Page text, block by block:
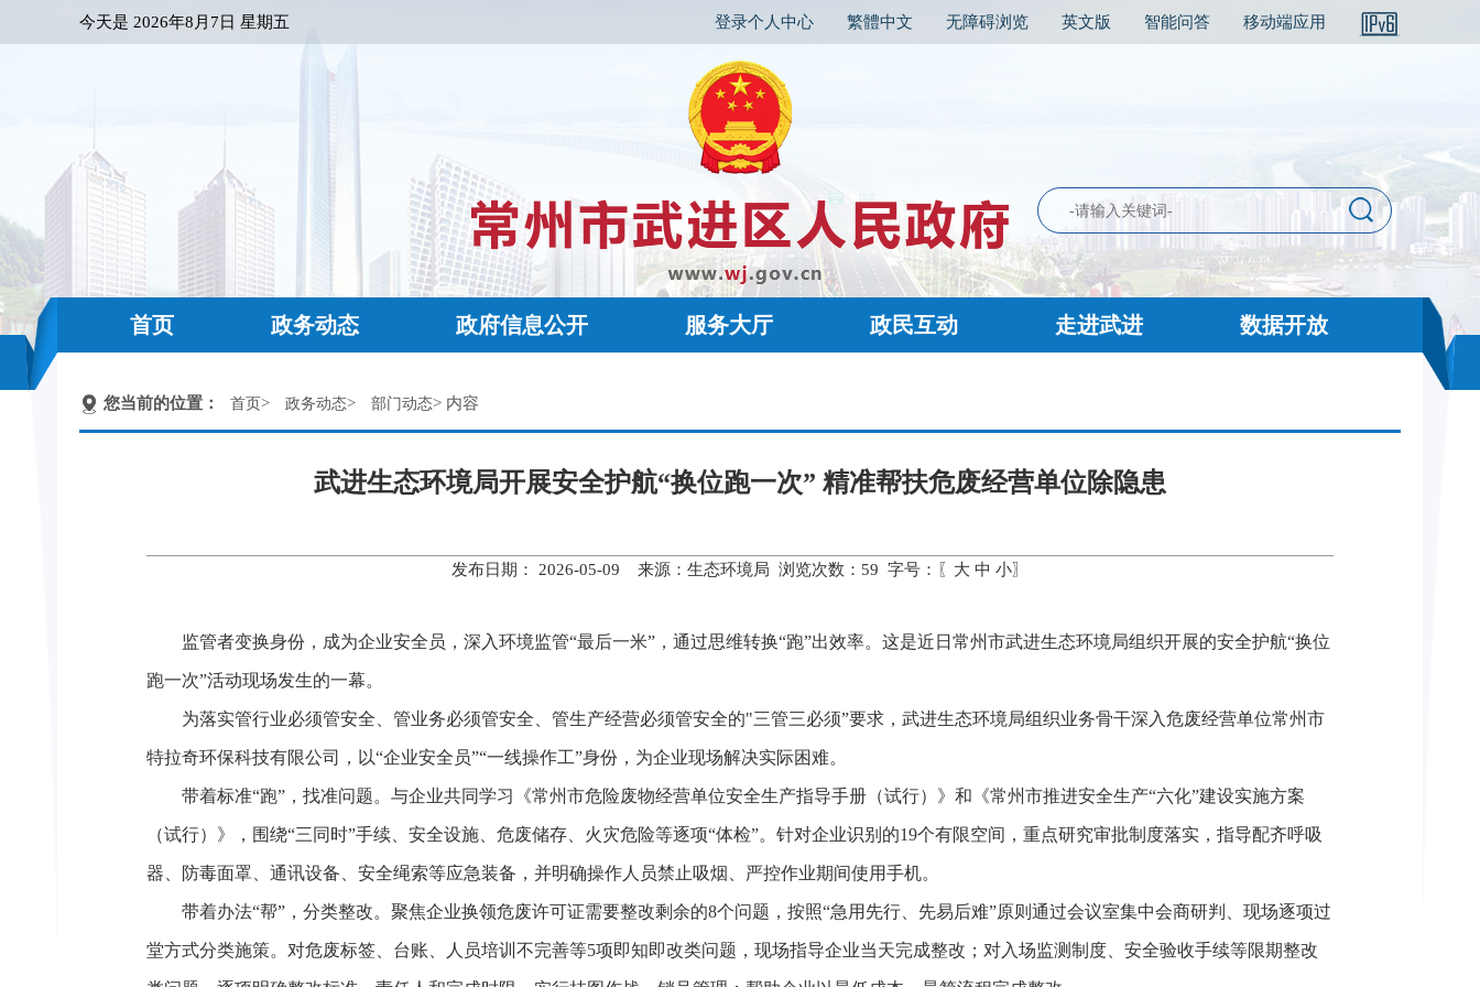
今天是 2026年8月7日 星期五 登录个人中心 繁體中文 无障碍浏览 英文版 智能问答 移动端应用
首页 政务动态 政府信息公开 服务大厅 政民互动 走进武进 数据开放
您当前的位置： 首页> 政务动态> 部门动态> 内容
武进生态环境局开展安全护航“换位跑一次” 精准帮扶危废经营单位除隐患
发布日期： 2026-05-09 来源：生态环境局 浏览次数： 59 字号：〖 大 中 小〗
监管者变换身份，成为企业安全员，深入环境监管“最后一米”，通过思维转换“跑”出效率。这是近日常州市武进生态环境局组织开展的安全护航“换位
跑一次”活动现场发生的一幕。
为落实管行业必须管安全、管业务必须管安全、管生产经营必须管安全的‌"三管三必须”要求，武进生态环境局组织业务骨干深入危废经营单位常州市
特拉奇环保科技有限公司，以“企业安全员”“一线操作工”身份，为企业现场解决实际困难。
带着标准“跑”，找准问题。与企业共同学习《常州市危险废物经营单位安全生产指导手册（试行）》和《常州市推进安全生产“六化”建设实施方案
（试行）》，围绕“三同时”手续、安全设施、危废储存、火灾危险等逐项“体检”。针对企业识别的19个有限空间，重点研究审批制度落实，指导配齐呼吸
器、防毒面罩、通讯设备、安全绳索等应急装备，并明确操作人员禁止吸烟、严控作业期间使用手机。
带着办法“帮”，分类整改。聚焦企业换领危废许可证需要整改剩余的8个问题，按照“急用先行、先易后难”原则通过会议室集中会商研判、现场逐项过
堂方式分类施策。对危废标签、台账、人员培训不完善等5项即知即改类问题，现场指导企业当天完成整改；对入场监测制度、安全验收手续等限期整改